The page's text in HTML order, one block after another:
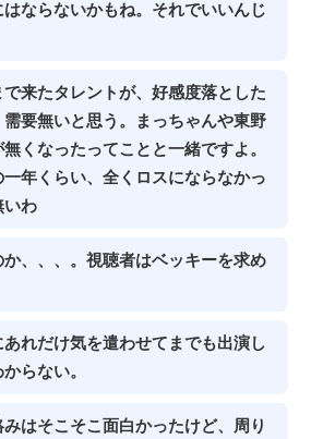
ならないかもね。それでいいんじ
来たタレントが、好感度落とした
要無いと思う。まっちゃんや東野
くなったってことと一緒ですよ。
年くらい、全くロスにならなかっ
いわ
、、、。視聴者はベッキーを求め
れだけ気を遣わせてまでも出演し
らない。
はそこそこ面白かったけど、周り